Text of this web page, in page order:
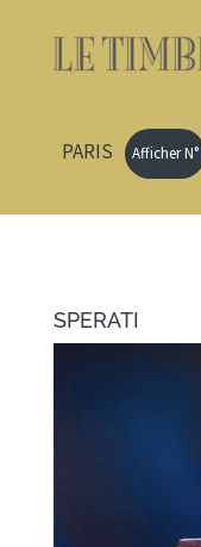
PARIS Afficher N°
SPERATI